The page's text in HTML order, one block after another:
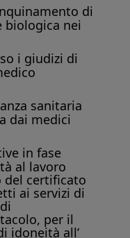
di
biologica nei
i giudizi di
sanitaria
dai medici
in fase
al lavoro
certificato
ai servizi di
per il
idoneità all’